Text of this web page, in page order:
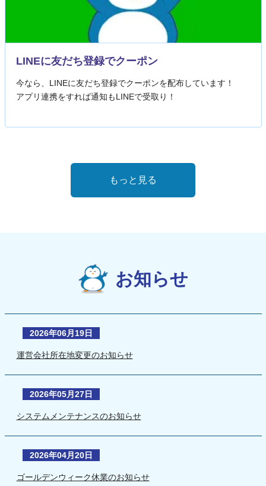
LINEに友だち登録でクーポン
今なら、LINEに友だち登録でクーポンを配布しています！
アプリ連携をすれば通知もLINEで受取り！
もっと見る
お知らせ
2026年06月19日
運営会社所在地変更のお知らせ
2026年05月27日
システムメンテナンスのお知らせ
2026年04月20日
ゴールデンウィーク休業のお知らせ